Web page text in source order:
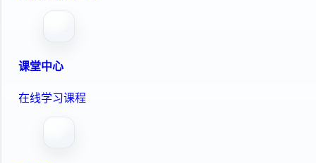
课堂中心
在线学习课程